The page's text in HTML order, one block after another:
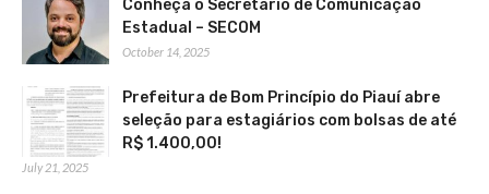
Conheça o Secretario de Comunicação
Estadual – SECOM
October 14, 2025
Prefeitura de Bom Princípio do Piauí abre
seleção para estagiários com bolsas de até
R$ 1.400,00!
July 21, 2025